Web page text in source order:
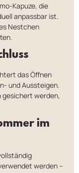
Kapuze, die
anpassbar ist.
Nestchen
das Öffnen
und Aussteigen.
gesichert werden,
im
werden –